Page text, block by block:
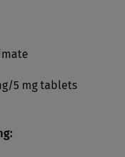
5 mg tablets